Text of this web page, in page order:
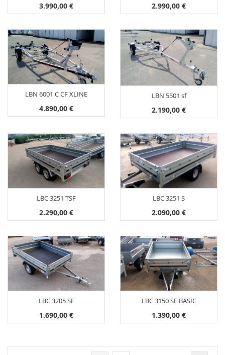
3.990,00 € 2.990,00 €
LBN 6001 C CF XLINE
4.890,00 €
LBN 5501 sf
2.190,00 €
LBC 3251 TSF
2.290,00 €
LBC 3251 S
2.090,00 €
LBC 3205 SF
1.690,00 €
LBC 3150 SF BASIC
1.390,00 €